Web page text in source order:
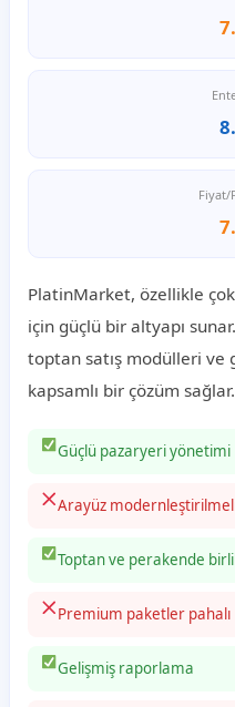
Fiyat/
PlatinMarket, özellikle
için güçlü bir altyapı
toptan satış modülleri ve
kapsamlı bir çözüm sağlar.
Güçlü pazaryeri yönetimi
Arayüz
Toptan ve perakende
Premium paketler pahalı
Gelişmiş raporlama